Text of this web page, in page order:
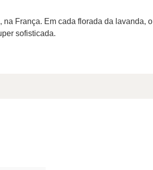
França. Em cada florada da lavanda, o
sofisticada.